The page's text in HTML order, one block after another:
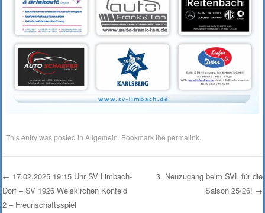
This entry was posted inAllgemein . Bookmark thepermalink
Post navigation
← 17.02.2025 19:15 Uhr SV Limbach-
Dorf – SV 1926 Weiskirchen Konfeld
2 – Freunschaftsspiel
3. Neuzugang beim SVL für die
Saison 25/26! →